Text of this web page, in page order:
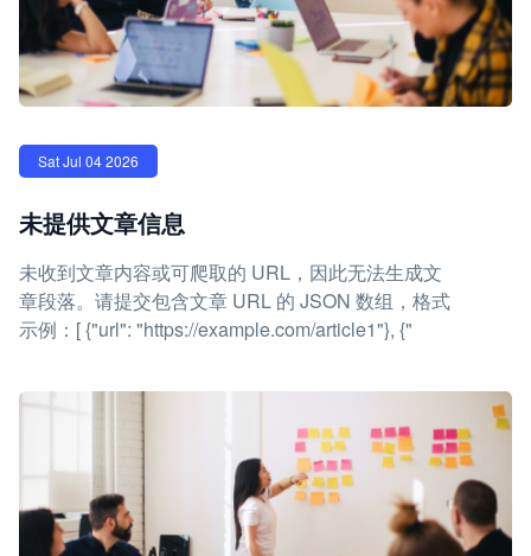
Sat Jul 04 2026
未提供文章信息
未收到文章内容或可爬取的 URL，因此无法生成文
章段落。请提交包含文章 URL 的 JSON 数组，格式
示例：[ {"url": "https://example.com/article1"}, {"